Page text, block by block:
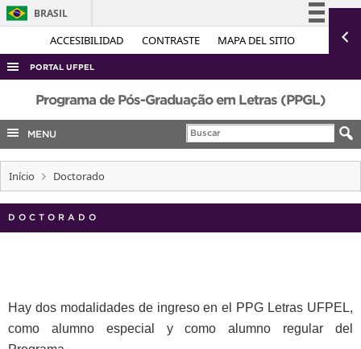
ACCESIBILIDAD CONTRASTE MAPA DEL SITIO
BRASIL
Simplifique!
Acesso à informação
Canais
PORTAL UFPEL
ACESSO À INFORMAÇÃO
AUDITORIA
COBALTO
CONCURSOS
EDITAIS
INTERNACIONAL
TELEFONES
Programa de Pós-Graduação em Letras (PPGL)
MENU
Início Doctorado
DOCTORADO
Hay dos modalidades de ingreso en el PPG Letras UFPEL,
como alumno especial y como alumno regular del